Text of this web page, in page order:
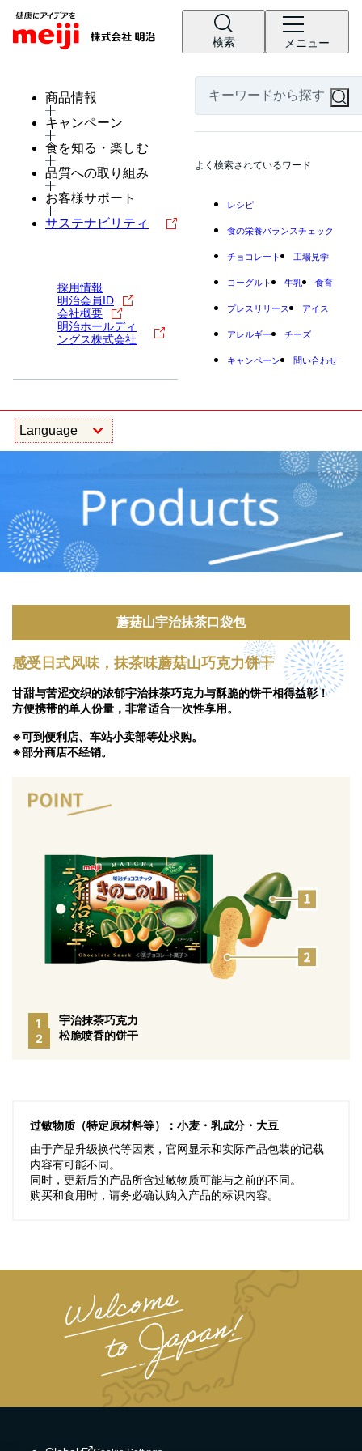
検索 メニュー
商品情報
キャンペーン
食を知る・楽しむ
品質への取り組み
お客様サポート
サステナビリティ
採用情報
明治会員ID
会社概要
明治ホールディ
ングス株式会社
よく検索されているワード
レシピ
食の栄養バランスチェック
チョコレート 工場見学
ヨーグルト 牛乳 食育
プレスリリース アイス
アレルギー チーズ
キャンペーン 問い合わせ
蘑菇山宇治抹茶口袋包
感受日式风味，抹茶味蘑菇山巧克力饼干
甘甜与苦涩交织的浓郁宇治抹茶巧克力与酥脆的饼干相得益彰！
方便携带的单人份量，非常适合一次性享用。
※可到便利店、车站小卖部等处求购。
※部分商店不经销。
1
宇治抹茶巧克力
2
松脆喷香的饼干
过敏物质（特定原材料等）：小麦・乳成分・大豆
由于产品升级换代等因素，官网显示和实际产品包装的记载
内容有可能不同。
同时，更新后的产品所含过敏物质可能与之前的不同。
购买和食用时，请务必确认购入产品的标识内容。